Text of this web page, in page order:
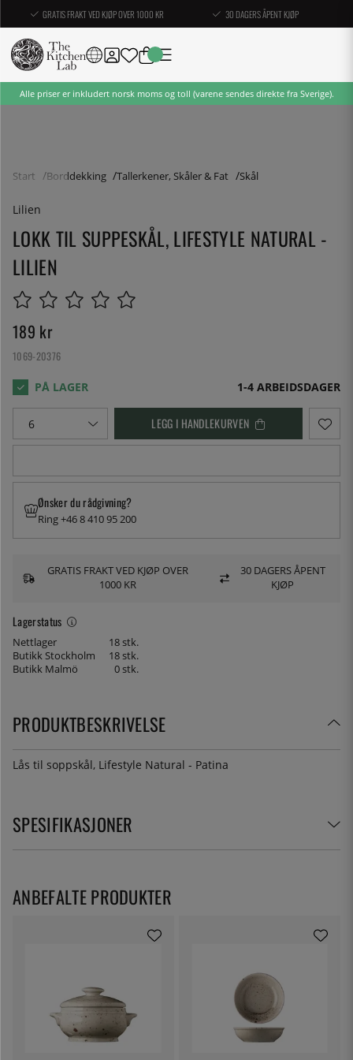
GRATIS FRAKT VED KJØP OVER 1000 KR 30 DAGERS ÅPENT KJØP
Alle priser er inkludert norsk moms og toll (varene sendes direkte fra Sverige).
Start Borddekking Tallerkener, Skåler & Fat Skål
Lilien
LOKK TIL SUPPESKÅL, LIFESTYLE NATURAL -
LILIEN
189 kr
1069-20376
1-4 ARBEIDSDAGER
LEGG I HANDLEKURVEN
Lagerstatus
Nettlager
18 stk.
Butikk Stockholm
18 stk.
Butikk Malmö
0 stk.
Ønsker du rådgivning?
Ring +46 8 410 95 200
GRATIS FRAKT VED KJØP OVER
1000 KR
30 DAGERS ÅPENT
KJØP
PRODUKTBESKRIVELSE
Lås til soppskål, Lifestyle Natural - Patina
SPESIFIKASJONER
ANBEFALTE PRODUKTER